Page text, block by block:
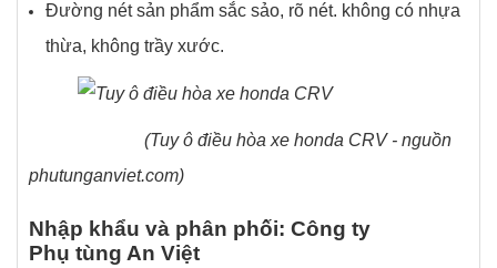
Đường nét sản phẩm sắc sảo, rõ nét. không có nhựa
thừa, không trầy xước.
(Tuy ô điều hòa xe honda CRV - nguồn
phutunganviet.com)
Nhập khẩu và phân phối: Công ty
Phụ tùng An Việt